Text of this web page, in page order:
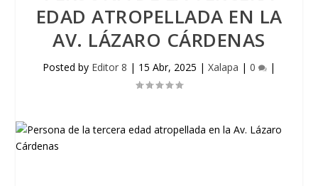
EDAD ATROPELLADA EN LA
AV. LÁZARO CÁRDENAS
Posted by Editor 8 | 15 Abr, 2025 | Xalapa | 0 |